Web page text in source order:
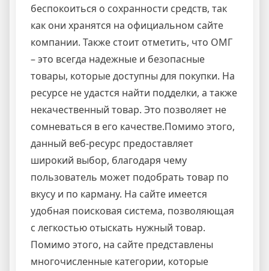
беспокоиться о сохранности средств, так
как они хранятся на официальном сайте
компании. Также стоит отметить, что ОМГ
– это всегда надежные и безопасные
товары, которые доступны для покупки. На
ресурсе не удастся найти подделки, а также
некачественный товар. Это позволяет не
сомневаться в его качестве.Помимо этого,
данный веб-ресурс предоставляет
широкий выбор, благодаря чему
пользователь может подобрать товар по
вкусу и по карману. На сайте имеется
удобная поисковая система, позволяющая
с легкостью отыскать нужный товар.
Помимо этого, на сайте представлены
многочисленные категории, которые